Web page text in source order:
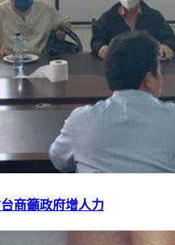
商籲政府增人力